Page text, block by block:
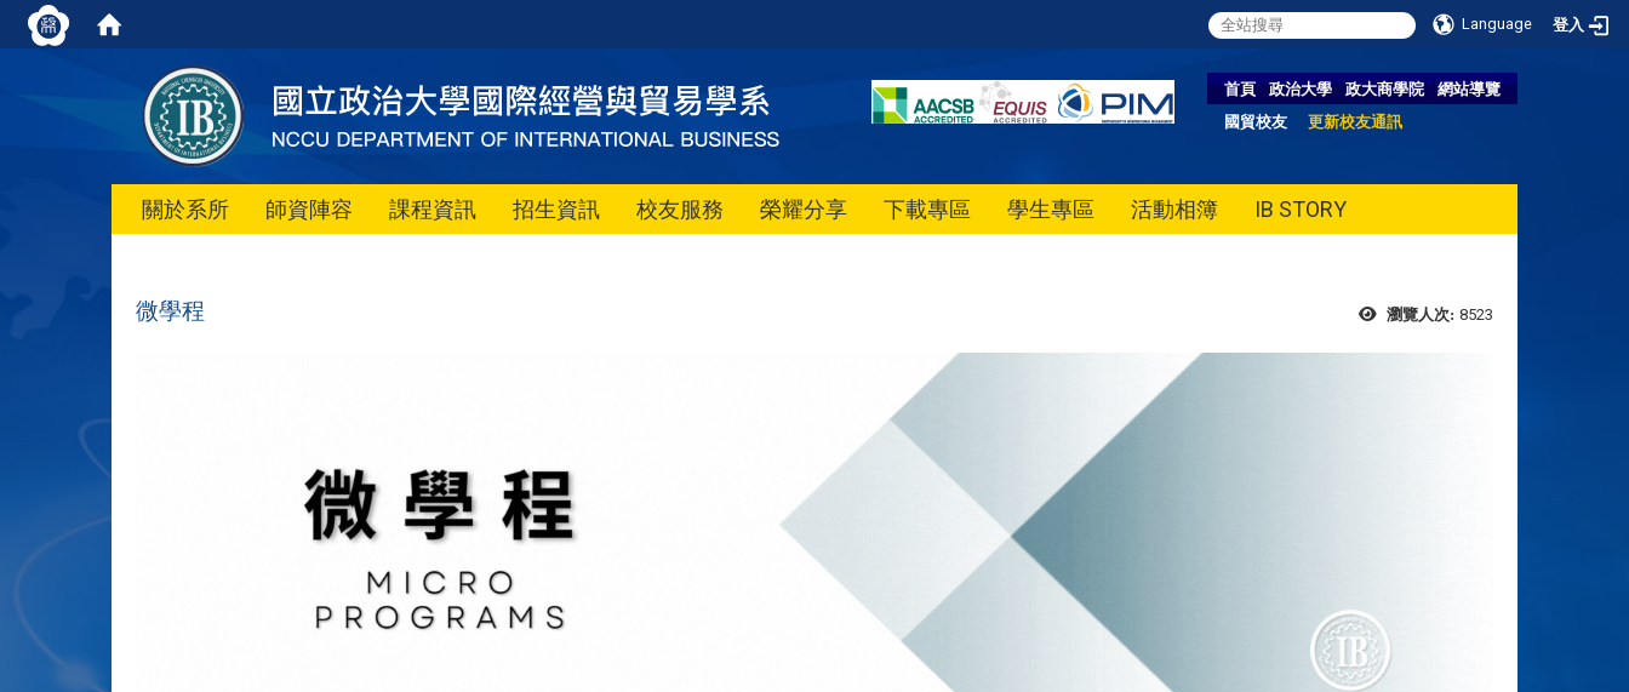
Language 登入
首頁 政治大學 政大商學院
網站導覽
國貿校友
更新校友通訊
關於系所 師資陣容 課程資訊 招生資訊 校友服務 榮耀分享 下載專區 學生專區 活動相簿 IB STORY
瀏覽人次: 8523
微學程